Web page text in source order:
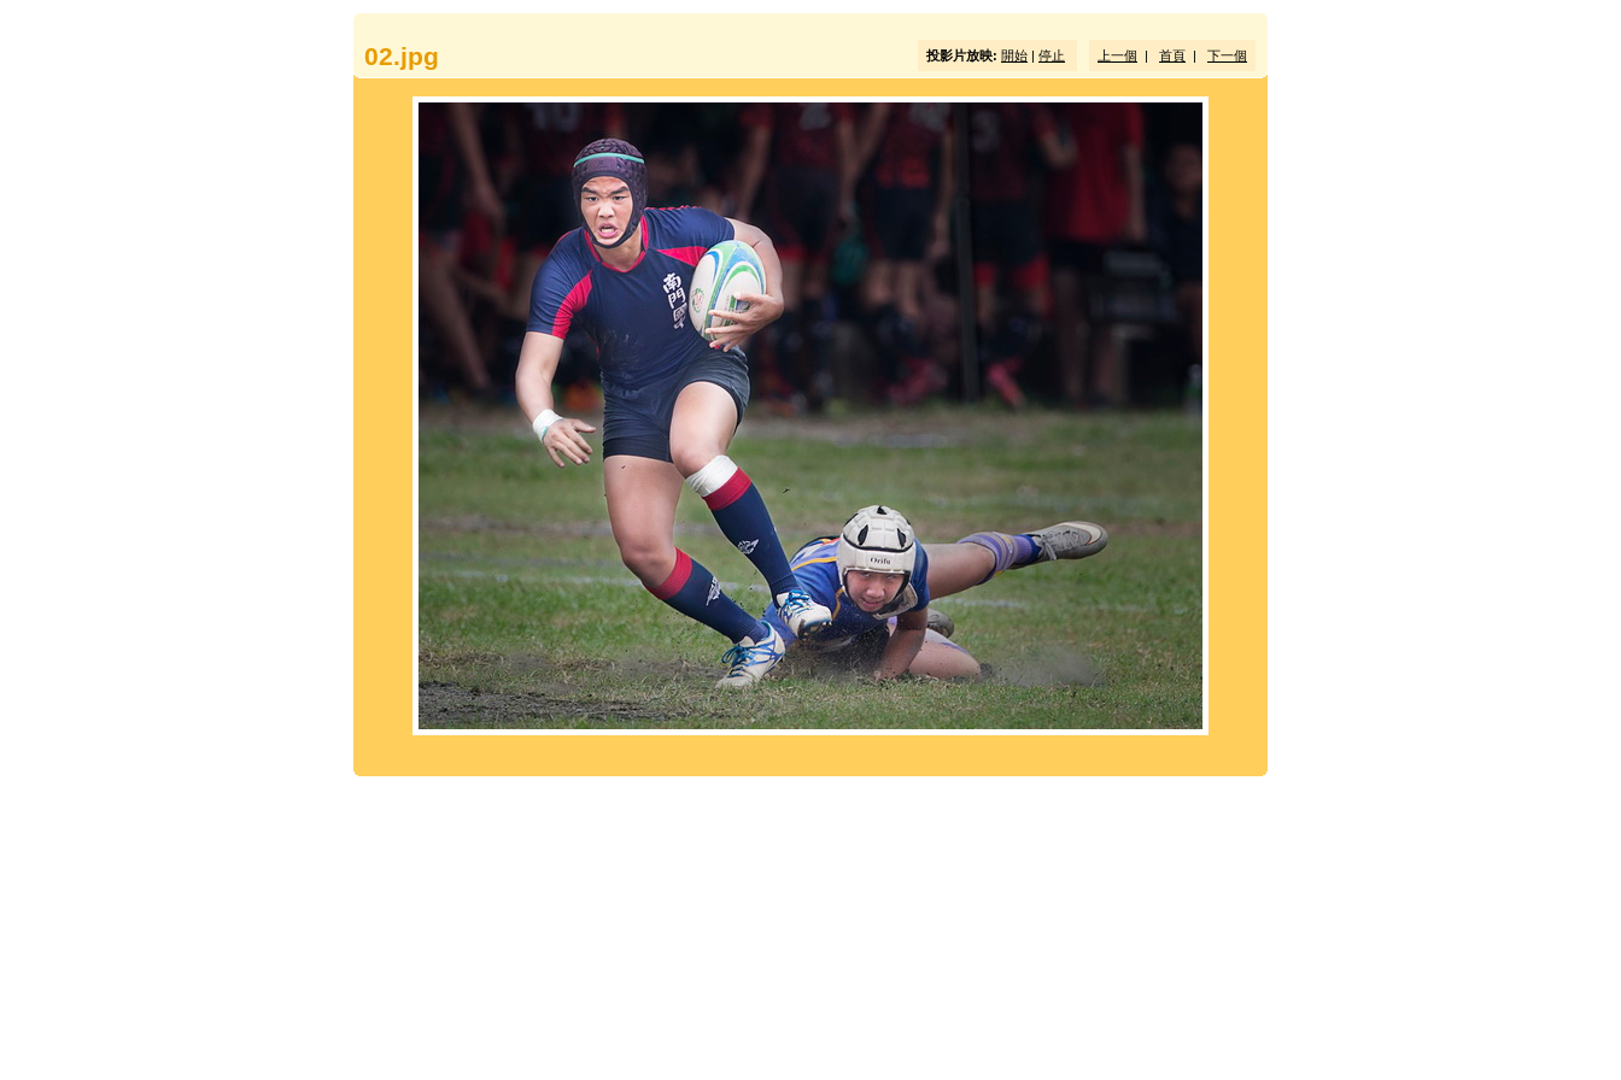
02.jpg 投影片放映: 開始 | 停止 上一個 | 首頁 | 下一個